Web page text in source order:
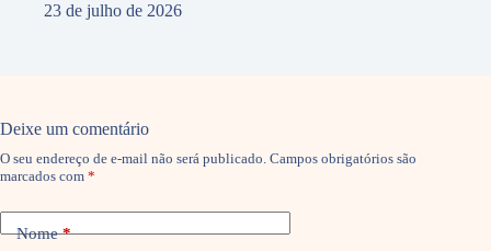
23 de julho de 2026
Deixe um comentário
O seu endereço de e-mail não será publicado. Campos obrigatórios são
marcados com *
Nome*